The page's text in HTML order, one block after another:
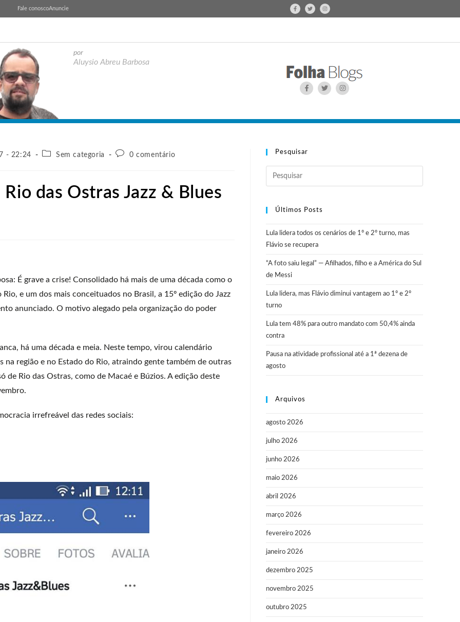
Fale conoscoAnuncie
por
Aluysio Abreu Barbosa
- 22:24 Sem categoria 0 comentário
das Ostras Jazz & Blues
É grave a crise! Consolidado há mais de uma década como o
e um dos mais conceituados no Brasil, a 15º edição do Jazz
anunciado. O motivo alegado pela organização do poder
há uma década e meia. Neste tempo, virou calendário
região e no Estado do Rio, atraindo gente também de outras
Rio das Ostras, como de Macaé e Búzios. A edição deste
irrefreável das redes sociais:
Pesquisar
Últimos Posts
Lula lidera todos os cenários de 1º e 2º turno, mas
Flávio se recupera
“A foto saiu legal” — Afilhados, filho e a América do Sul
de Messi
Lula lidera, mas Flávio diminui vantagem ao 1º e 2º
turno
Lula tem 48% para outro mandato com 50,4% ainda
contra
Pausa na atividade profissional até a 1ª dezena de
agosto
Arquivos
agosto 2026
julho 2026
junho 2026
maio 2026
abril 2026
março 2026
fevereiro 2026
janeiro 2026
dezembro 2025
novembro 2025
outubro 2025